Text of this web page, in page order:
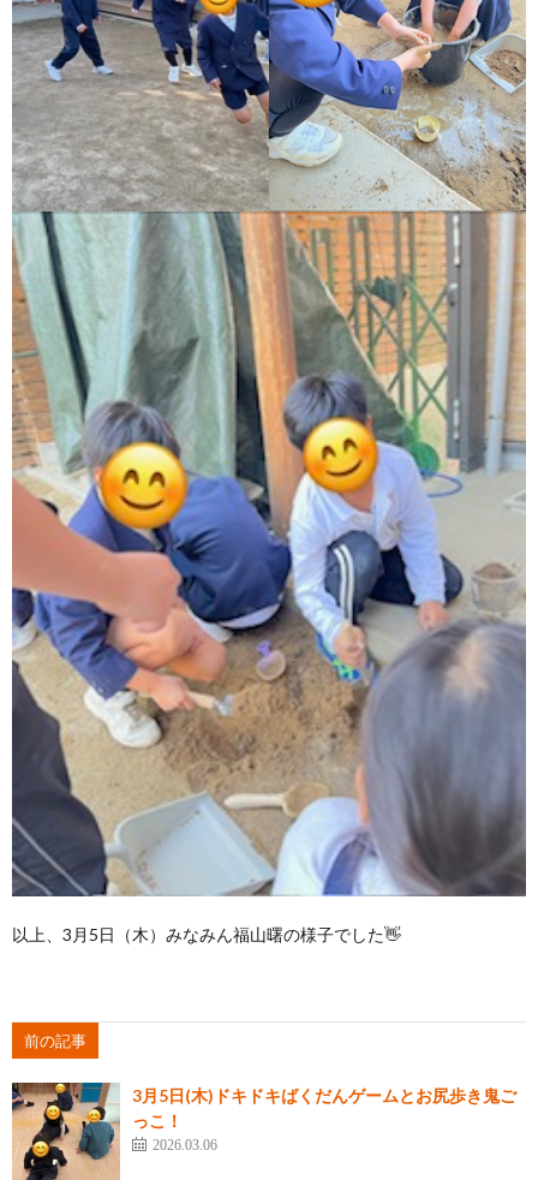
以上、3月5日（木）みなみん福山曙の様子でした👋
前の記事
3月5日(木)ドキドキばくだんゲームとお尻歩き鬼ご
っこ！
2026.03.06